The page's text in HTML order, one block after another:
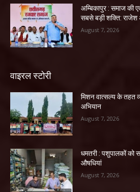
अम्बिकापुर : समाज की
सबसे बड़ी शक्ति: राजेश
August 7, 2026
वाइरल स्टोरी
मिशन वात्सल्य के तहत
अभियान
August 7, 2026
धमतरी : पशुपालकों को
औषधियां
August 7, 2026